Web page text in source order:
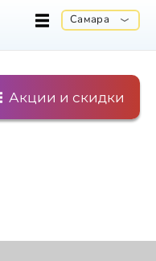
Самара
Акции и скидки